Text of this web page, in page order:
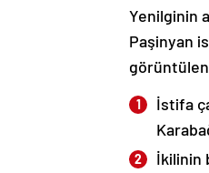
Yenilginin
Paşinyan
İstifa
İkilinin